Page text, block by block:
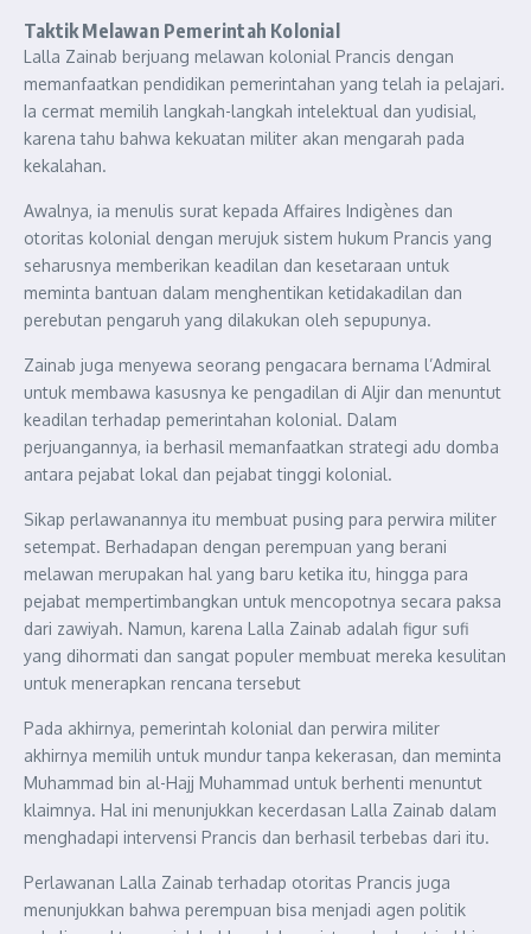
Taktik Melawan Pemerintah Kolonial
Lalla Zainab berjuang melawan kolonial Prancis dengan
memanfaatkan pendidikan pemerintahan yang telah ia pelajari.
Ia cermat memilih langkah-langkah intelektual dan yudisial,
karena tahu bahwa kekuatan militer akan mengarah pada
kekalahan.
Awalnya, ia menulis surat kepada Affaires Indigènes dan
otoritas kolonial dengan merujuk sistem hukum Prancis yang
seharusnya memberikan keadilan dan kesetaraan untuk
meminta bantuan dalam menghentikan ketidakadilan dan
perebutan pengaruh yang dilakukan oleh sepupunya.
Zainab juga menyewa seorang pengacara bernama l’Admiral
untuk membawa kasusnya ke pengadilan di Aljir dan menuntut
keadilan terhadap pemerintahan kolonial. Dalam
perjuangannya, ia berhasil memanfaatkan strategi adu domba
antara pejabat lokal dan pejabat tinggi kolonial.
Sikap perlawanannya itu membuat pusing para perwira militer
setempat. Berhadapan dengan perempuan yang berani
melawan merupakan hal yang baru ketika itu, hingga para
pejabat mempertimbangkan untuk mencopotnya secara paksa
dari zawiyah. Namun, karena Lalla Zainab adalah figur sufi
yang dihormati dan sangat populer membuat mereka kesulitan
untuk menerapkan rencana tersebut
Pada akhirnya, pemerintah kolonial dan perwira militer
akhirnya memilih untuk mundur tanpa kekerasan, dan meminta
Muhammad bin al-Hajj Muhammad untuk berhenti menuntut
klaimnya. Hal ini menunjukkan kecerdasan Lalla Zainab dalam
menghadapi intervensi Prancis dan berhasil terbebas dari itu.
Perlawanan Lalla Zainab terhadap otoritas Prancis juga
menunjukkan bahwa perempuan bisa menjadi agen politik